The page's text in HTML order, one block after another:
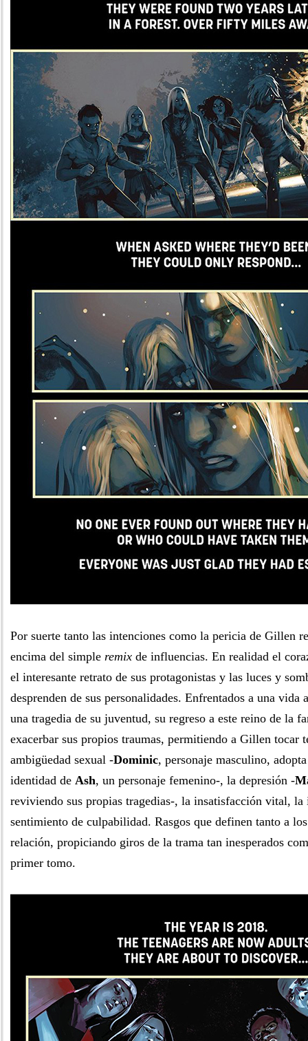
Por suerte tanto las intenciones como la pericia de Gillen
encima del simple remix de influencias. En realidad el
el interesante retrato de sus protagonistas y las luces y
desprenden de sus personalidades. Enfrentados a una vida
una tragedia de su juventud, su regreso a este reino de la
exacerbar sus propios traumas, permitiendo a Gillen tocar
ambigüedad sexual -Dominic, personaje masculino,
identidad de Ash, un personaje femenino-, la depresión -
reviviendo sus propias tragedias-, la insatisfacción vital, la
sentimiento de culpabilidad. Rasgos que definen tanto a
relación, propiciando giros de la trama tan inesperados
primer tomo.